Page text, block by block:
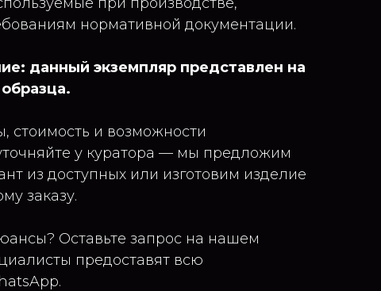
нормативной документации.
данный экземпляр представлен на
стоимость и возможности
у куратора — мы предложим
из доступных или изготовим изделие
заказу.
Оставьте запрос на нашем
предоставят всю